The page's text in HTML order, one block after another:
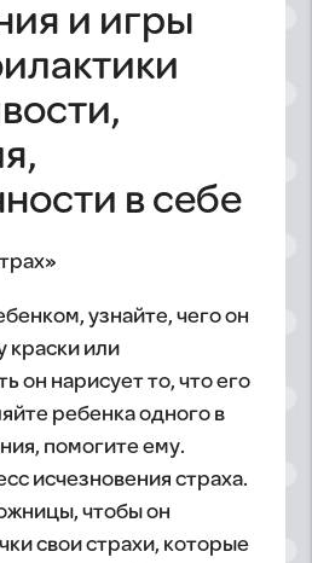
и игры
в себе
узнайте, чего он
краски или
он нарисует то, что его
ребенка одного в
помогите ему.
исчезновения страха.
чтобы он
свои страхи, которые